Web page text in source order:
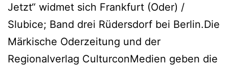
Jetzt“ widmet sich Frankfurt (Oder) /
Slubice; Band drei Rüdersdorf bei Berlin.Die
Märkische Oderzeitung und der
Regionalverlag CulturconMedien geben die